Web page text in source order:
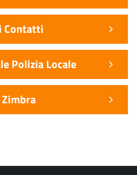
Contatti
Polizia Locale